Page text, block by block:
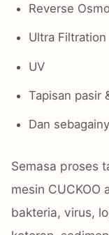
Reverse
Ultra Filtration
UV
Tapisan pasir
Dan
Semasa proses
mesin CUCKOO
bakteria, virus,